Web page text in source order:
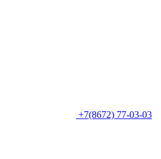
+7(8672) 77-03-03